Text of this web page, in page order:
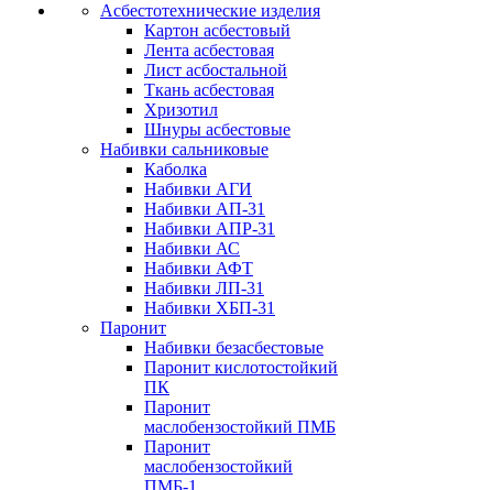
Асбестотехнические изделия
Картон асбестовый
Лента асбестовая
Лист асбостальной
Ткань асбестовая
Хризотил
Шнуры асбестовые
Набивки сальниковые
Каболка
Набивки АГИ
Набивки АП-31
Набивки АПР-31
Набивки АС
Набивки АФТ
Набивки ЛП-31
Набивки ХБП-31
Паронит
Набивки безасбестовые
Паронит кислотостойкий
ПК
Паронит
маслобензостойкий ПМБ
Паронит
маслобензостойкий
ПМБ-1